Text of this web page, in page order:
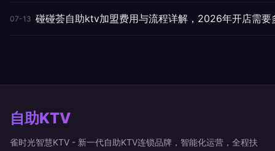
07-13 碰碰荟自助ktv加盟费用与流程详解，2026年开店需要
自助KTV
雀时光智慧KTV - 新一代自助KTV连锁品牌，智能化运营，全程扶